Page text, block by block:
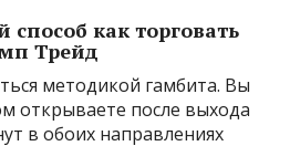
как торговать
Трейд
методикой гамбита. Вы
открываете после выхода
в обоих направлениях